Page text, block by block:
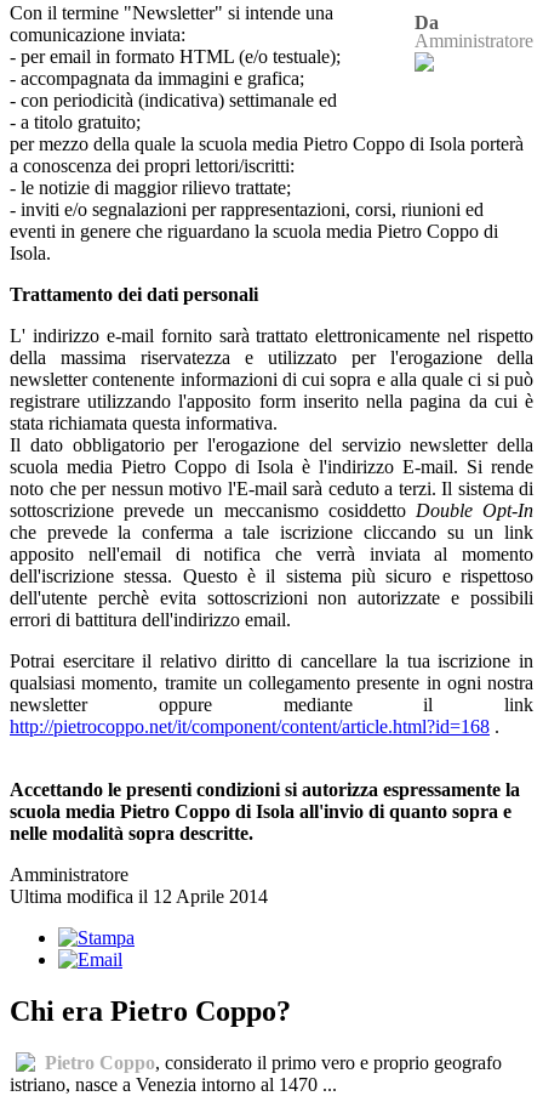
Da
Amministratore
Con il termine "Newsletter" si intende una
comunicazione inviata:
- per email in formato HTML (e/o testuale);
- accompagnata da immagini e grafica;
- con periodicità (indicativa) settimanale ed
- a titolo gratuito;
per mezzo della quale la scuola media Pietro Coppo di Isola porterà
a conoscenza dei propri lettori/iscritti:
- le notizie di maggior rilievo trattate;
- inviti e/o segnalazioni per rappresentazioni, corsi, riunioni ed
eventi in genere che riguardano la scuola media Pietro Coppo di
Isola.
Trattamento dei dati personali
L' indirizzo e-mail fornito sarà trattato elettronicamente nel rispetto
della massima riservatezza e utilizzato per l'erogazione della
newsletter contenente informazioni di cui sopra e alla quale ci si può
registrare utilizzando l'apposito form inserito nella pagina da cui è
stata richiamata questa informativa.
Il dato obbligatorio per l'erogazione del servizio newsletter della
scuola media Pietro Coppo di Isola è l'indirizzo E-mail. Si rende
noto che per nessun motivo l'E-mail sarà ceduto a terzi. Il sistema di
sottoscrizione prevede un meccanismo cosiddetto Double Opt-In
che prevede la conferma a tale iscrizione cliccando su un link
apposito nell'email di notifica che verrà inviata al momento
dell'iscrizione stessa. Questo è il sistema più sicuro e rispettoso
dell'utente perchè evita sottoscrizioni non autorizzate e possibili
errori di battitura dell'indirizzo email.
Potrai esercitare il relativo diritto di cancellare la tua iscrizione in
qualsiasi momento, tramite un collegamento presente in ogni nostra
newsletter oppure mediante il link
http://pietrocoppo.net/it/component/content/article.html?id=168 .
Accettando le presenti condizioni si autorizza espressamente la
scuola media Pietro Coppo di Isola all'invio di quanto sopra e
nelle modalità sopra descritte.
Amministratore
Ultima modifica il 12 Aprile 2014
Chi era Pietro Coppo?
Pietro Coppo, considerato il primo vero e proprio geografo
istriano, nasce a Venezia intorno al 1470 ...